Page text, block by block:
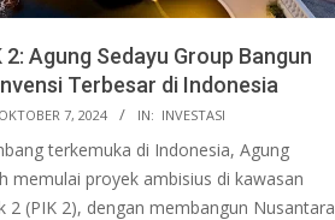
Agung Sedayu Group Bangun
Terbesar di Indonesia
OKTOBER 7, 2024 IN: INVESTASI
terkemuka di Indonesia, Agung
memulai proyek ambisius di kawasan
2 (PIK 2), dengan membangun Nusantara